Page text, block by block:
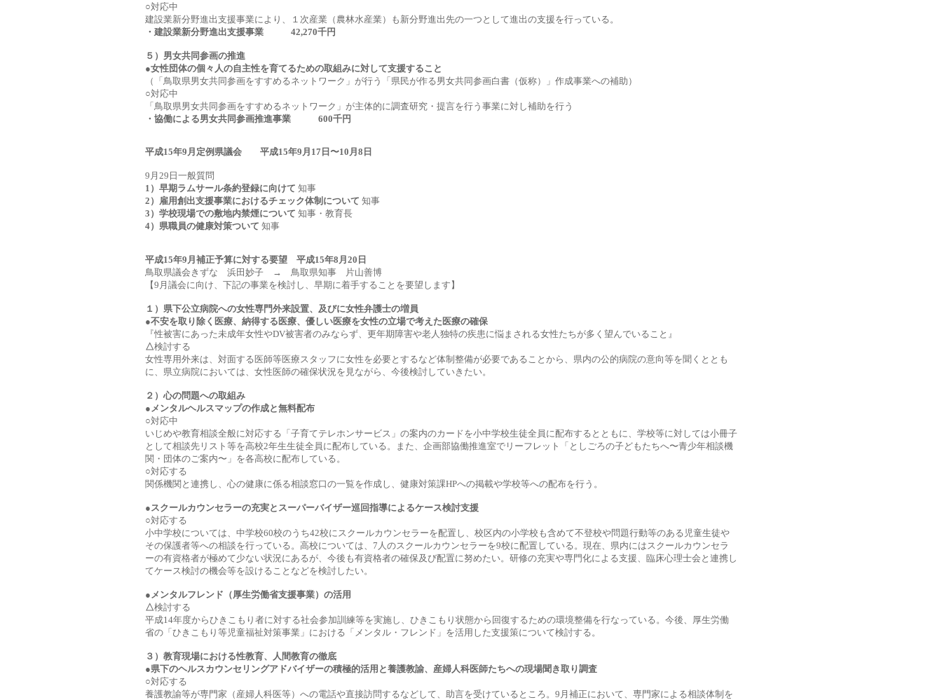
○対応中
建設業新分野進出支援事業により、１次産業（農林水産業）も新分野進出先の一つとして進出の支援を行っている。
・建設業新分野進出支援事業 42,270千円
５）男女共同参画の推進
●女性団体の個々人の自主性を育てるための取組みに対して支援すること
（「鳥取県男女共同参画をすすめるネットワーク」が行う「県民が作る男女共同参画白書（仮称）」作成事業への補助）
○対応中
「鳥取県男女共同参画をすすめるネットワーク」が主体的に調査研究・提言を行う事業に対し補助を行う
・協働による男女共同参画推進事業 600千円
平成15年9月定例県議会 平成15年9月17日〜10月8日
9月29日一般質問
1）早期ラムサール条約登録に向けて 知事
2）雇用創出支援事業におけるチェック体制について 知事
3）学校現場での敷地内禁煙について 知事・教育長
4）県職員の健康対策ついて 知事
平成15年9月補正予算に対する要望 平成15年8月20日
鳥取県議会きずな 浜田妙子 → 鳥取県知事 片山善博
【9月議会に向け、下記の事業を検討し、早期に着手することを要望します】
１）県下公立病院への女性専門外来設置、及びに女性弁護士の増員
●不安を取り除く医療、納得する医療、優しい医療を女性の立場で考えた医療の確保
『性被害にあった未成年女性やDV被害者のみならず、更年期障害や老人独特の疾患に悩まされる女性たちが多く望んでいること』
△検討する
女性専用外来は、対面する医師等医療スタッフに女性を必要とするなど体制整備が必要であることから、県内の公的病院の意向等を聞くととも
に、県立病院においては、女性医師の確保状況を見ながら、今後検討していきたい。
２）心の問題への取組み
●メンタルヘルスマップの作成と無料配布
○対応中
いじめや教育相談全般に対応する「子育てテレホンサービス」の案内のカードを小中学校生徒全員に配布するとともに、学校等に対しては小冊子
として相談先リスト等を高校2年生生徒全員に配布している。また、企画部協働推進室でリーフレット「としごろの子どもたちへ〜青少年相談機
関・団体のご案内〜」を各高校に配布している。
○対応する
関係機関と連携し、心の健康に係る相談窓口の一覧を作成し、健康対策課HPへの掲載や学校等への配布を行う。
●スクールカウンセラーの充実とスーパーバイザー巡回指導によるケース検討支援
○対応する
小中学校については、中学校60校のうち42校にスクールカウンセラーを配置し、校区内の小学校も含めて不登校や問題行動等のある児童生徒や
その保護者等への相談を行っている。高校については、7人のスクールカウンセラーを9校に配置している。現在、県内にはスクールカウンセラ
ーの有資格者が極めて少ない状況にあるが、今後も有資格者の確保及び配置に努めたい。研修の充実や専門化による支援、臨床心理士会と連携し
てケース検討の機会等を設けることなどを検討したい。
●メンタルフレンド（厚生労働省支援事業）の活用
△検討する
平成14年度からひきこもり者に対する社会参加訓練等を実施し、ひきこもり状態から回復するための環境整備を行なっている。今後、厚生労働
省の「ひきこもり等児童福祉対策事業」における「メンタル・フレンド」を活用した支援策について検討する。
３）教育現場における性教育、人間教育の徹底
●県下のヘルスカウンセリングアドバイザーの積極的活用と養護教諭、産婦人科医師たちへの現場聞き取り調査
○対応する
養護教諭等が専門家（産婦人科医等）への電話や直接訪問するなどして、助言を受けているところ。9月補正において、専門家による相談体制を